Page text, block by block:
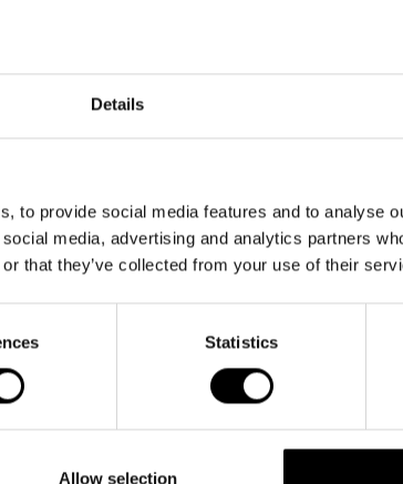
Details
to provide social media features and to analyse
media, advertising and analytics partners
that they’ve collected from your use of their
Statistics
Allow selection